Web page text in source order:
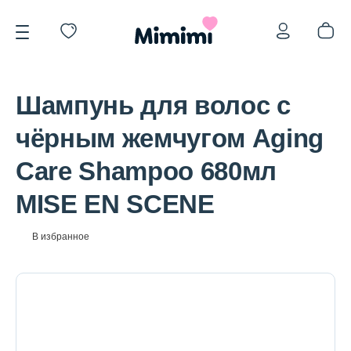
*OVERSTOCK -30%
Уход за лицом
Шампунь для волос с
чёрным жемчугом Aging
Care Shampoo 680мл
MISE EN SCENE
В избранное